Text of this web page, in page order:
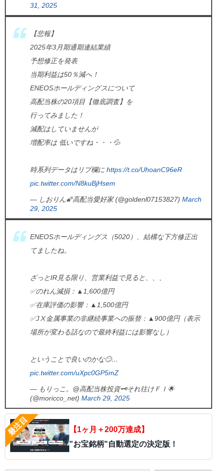
31, 2025
【悲報】
2025年3月期通期連結業績
予想修正を発表
当期利益は50％減へ！
ENEOSホールディングスについて
高配当株の20項目【徹底調査】を
行ってみました！
減配はしていませんが
増配率は 低いですね・・・💦
時系列データはリプ欄に https://t.co/UhoanC96eR
pic.twitter.com/N8kuBjHsem
— しおりん🌠高配当愛好家 (@goldenl07153827) March
29, 2025
ENEOSホールディングス（5020）、結構な下方修正出
てましたね。
ざっとIR見る限り、営業利益で見ると、、、
✅のれん減損：▲1,600億円
✅在庫評価の影響：▲1,500億円
✅JⅩ金属事業の非継続事業への振替：▲900億円（表示
場所が変わる話なので最終利益には影響なし）
ということで良いのかな🙄…
pic.twitter.com/uXpc0GP5mZ
— もりっこ。@高配当株投資🗝️それ往けＦＩ🌟
(@moricco_net) March 29, 2025
【1ヶ月＋200万達成】
"お宝銘柄"自動選定の決定版！